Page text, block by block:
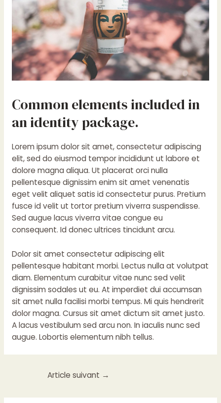
Common elements included in
an identity package.
Lorem ipsum dolor sit amet, consectetur adipiscing
elit, sed do eiusmod tempor incididunt ut labore et
dolore magna aliqua. Ut placerat orci nulla
pellentesque dignissim enim sit amet venenatis
eget velit aliquet satis id consectetur purus. Pretium
fusce id velit ut tortor pretium viverra suspendisse.
Sed augue lacus viverra vitae congue eu
consequent. Id donec ultrices tincidunt arcu.
Dolor sit amet consectetur adipiscing elit
pellentesque habitant morbi. Lectus nulla at volutpat
diam. Elementum curabitur vitae nunc sed velit
dignissim sodales ut eu. At imperdiet dui accumsan
sit amet nulla facilisi morbi tempus. Mi quis hendrerit
dolor magna. Cursus sit amet dictum sit amet justo.
A lacus vestibulum sed arcu non. In iaculis nunc sed
augue. Lobortis elementum nibh tellus.
Article suivant →